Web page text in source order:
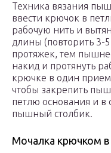
Техника вязания
ввести крючок в
рабочую нить и
длины (повторить 3-
протяжек, тем
накид и протянуть
крючке в один
чтобы закрепить
петлю основания и в
пышный столбик.
Мочалка крючком